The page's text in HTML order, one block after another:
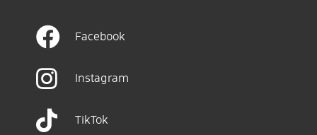
Facebook
Instagram
TikTok